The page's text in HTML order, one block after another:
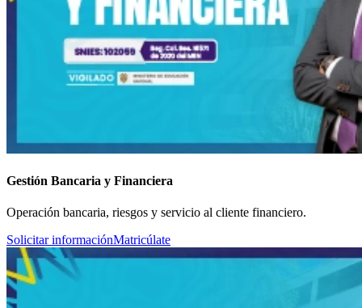
Gestión Bancaria y Financiera
Operación bancaria, riesgos y servicio al cliente financiero.
Solicitar informaciónMatricúlate